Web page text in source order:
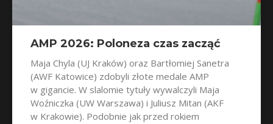
AMP 2026: Poloneza czas zacząć
Maja Chyla (UJ Kraków) oraz Bartłomiej Sanetra
(AWF Katowice) zdobyli złote medale AMP
w gigancie. W slalomie tytuły wywalczyli Maja
Woźniczka (UW Warszawa) i Juliusz Mitan (AKF
w Krakowie). Podobnie jak przed rokiem